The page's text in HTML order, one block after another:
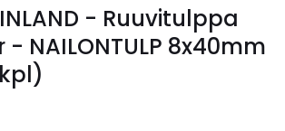
- Ruuvitulppa
- NAILONTULP 8x40mm